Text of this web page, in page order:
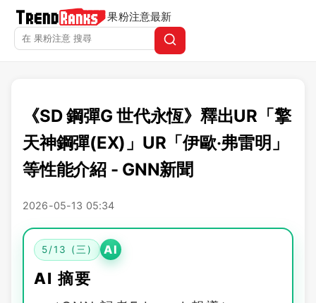
果粉注意最新
《SD 鋼彈G 世代永恆》釋出UR「擎
天神鋼彈(EX)」UR「伊歐‧弗雷明」
等性能介紹 - GNN新聞
2026-05-13 05:34
5/13 (三) AI
AI 摘要